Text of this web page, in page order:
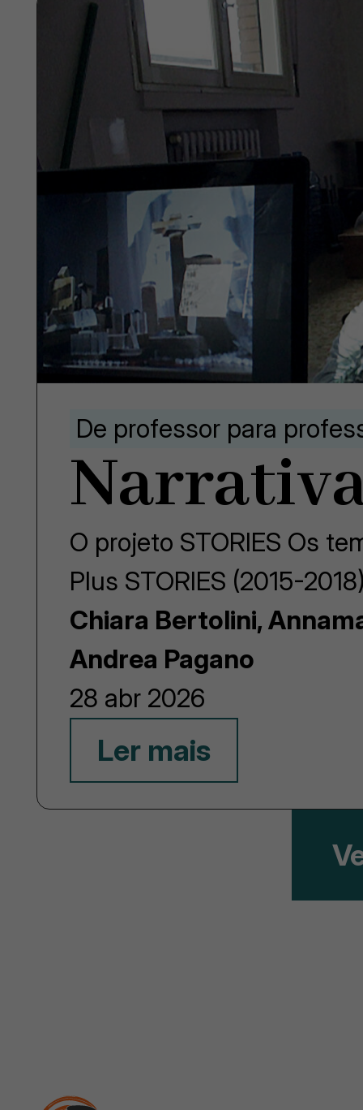
De professor para
O projeto STORIES Os
Plus STORIES (2015-
Chiara Bertolini,
Andrea Pagano
28 abr 2026
Ler mais